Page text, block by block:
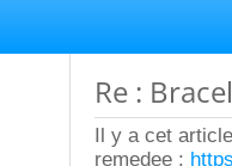
Re :
Il y a cet
remedee :